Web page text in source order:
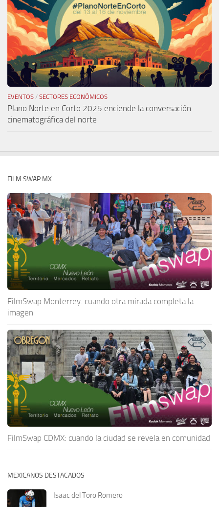
EVENTOS / SECTORES ECONÓMICOS
Plano Norte en Corto 2025 enciende la conversación
cinematográfica del norte
FILM SWAP MX
FilmSwap Monterrey: cuando otra mirada completa la
imagen
FilmSwap CDMX: cuando la ciudad se revela en comunidad
MEXICANOS DESTACADOS
Isaac del Toro Romero